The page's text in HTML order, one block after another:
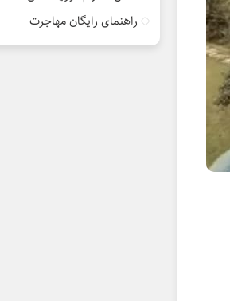
راهنمای رایگان مهاجرت